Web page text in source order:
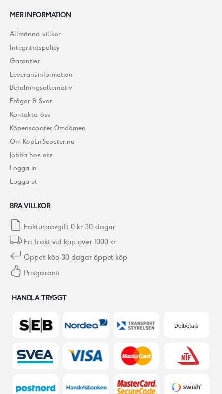
MER INFORMATION
Allmänna villkor
Integritetspolicy
Garantier
Leveransinformation
Betalningsalternativ
Frågor & Svar
Kontakta oss
Köpenscooter Omdömen
Om KöpEnScooter.nu
Jobba hos oss
Logga in
Logga ut
BRA VILLKOR
Fakturaavgift 0 kr 30 dagar
Fri frakt vid köp över 1000 kr
Öppet köp 30 dagar öppet köp
Prisgaranti
HANDLA TRYGGT